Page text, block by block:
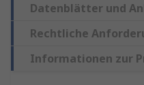
Datenblätter und
Rechtliche
Informationen zur